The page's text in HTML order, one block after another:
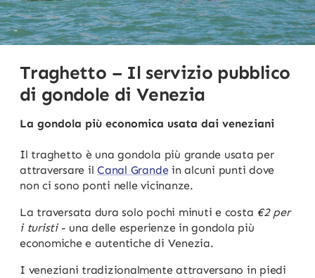
Traghetto – Il servizio pubblico
di gondole di Venezia
La gondola più economica usata dai veneziani
Il traghetto è una gondola più grande usata per
attraversare ilCanal Grande in alcuni punti dove
non ci sono ponti nelle vicinanze.
La traversata dura solo pochi minuti e costa €2 per
i turisti- una delle esperienze in gondola più
economiche e autentiche di Venezia.
I veneziani tradizionalmente attraversano in piedi